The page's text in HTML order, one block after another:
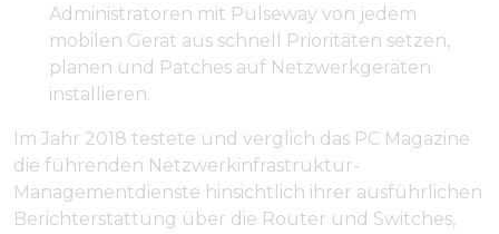
Administratoren mit Pulseway von jedem
mobilen Gerät aus schnell Prioritäten setzen,
planen und Patches auf Netzwerkgeräten
installieren.
Im Jahr 2018 testete und verglich das PC Magazine
die führenden Netzwerkinfrastruktur-
Managementdienste hinsichtlich ihrer ausführlichen
Berichterstattung über die Router und Switches,